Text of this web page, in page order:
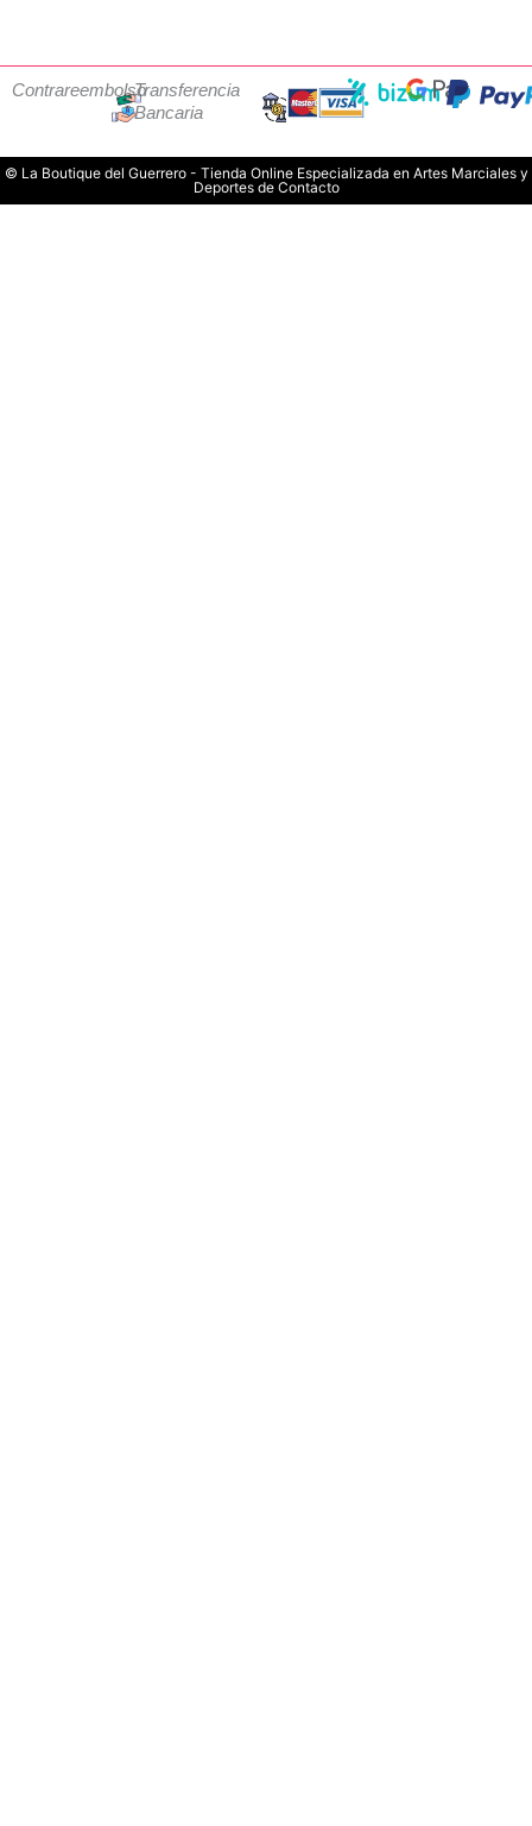
ContrareembolsoTransferencia
Bancaria
© La Boutique del Guerrero - Tienda Online Especializada en Artes Marciales y
Deportes de Contacto